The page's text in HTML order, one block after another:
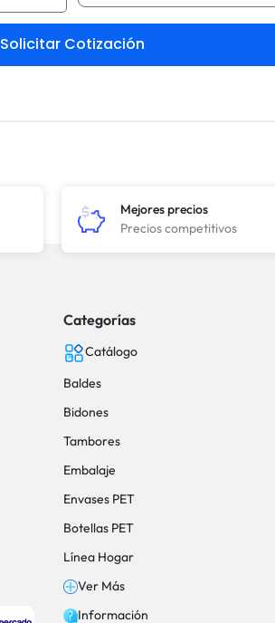
Solicitar Cotización
Mejores precios
Precios competitivos
Categorías
Catálogo
Baldes
Bidones
Tambores
Embalaje
Envases PET
Botellas PET
Línea Hogar
Ver Más
Información